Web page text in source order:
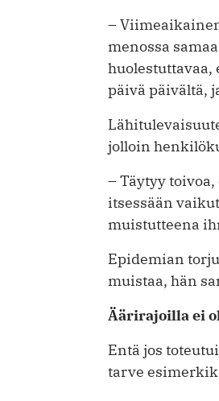
–
menossa
huolestuttavaa,
päivä päivältä,
jolloin
– Täytyy
itsessään
muistutteena
Epidemian
muistaa, hän
Äärirajoilla ei
Entä jos
tarve